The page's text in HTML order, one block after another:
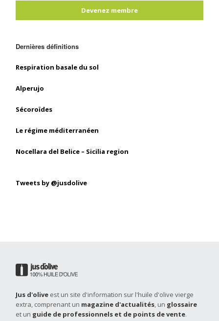
Devenez membre
Dernières définitions
Respiration basale du sol
Alperujo
Sécoroïdes
Le régime méditerranéen
Nocellara del Belice – Sicilia region
Tweets by @jusdolive
Jus d'olive est un site d'information sur l'huile d'olive vierge
extra, comprenant un magazine d'actualités, un glossaire
et un guide de professionnels et de points de vente.